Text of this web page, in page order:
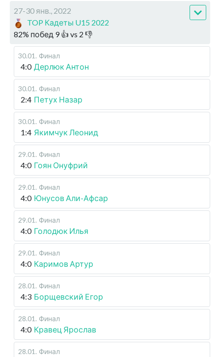
27-30 янв., 2022
TOP Кадеты U15 2022
82% побед 9👍 vs 2 👎
30.01 . Финал
4:0 Дерлюк Антон
30.01 . Финал
2:4 Петух Назар
30.01 . Финал
1:4 Якимчук Леонид
29.01 . Финал
4:0 Гоян Онуфрий
29.01 . Финал
4:0 Юнусов Али-Афсар
29.01 . Финал
4:0 Голодюк Илья
29.01 . Финал
4:0 Каримов Артур
28.01 . Финал
4:3 Борщевский Егор
28.01 . Финал
4:0 Кравец Ярослав
28.01 . Финал